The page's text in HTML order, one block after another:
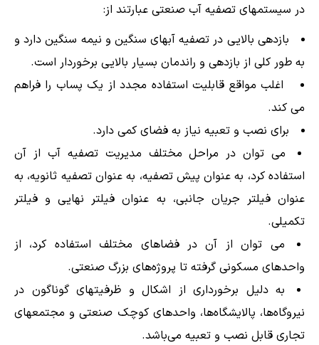
در سیستمهای تصفیه آب صنعتی عبارتند از:
بازدهی بالایی در تصفیه آبهای سنگین و نیمه سنگین دارد و
به طور کلی از بازدهی و راندمان بسیار بالایی برخوردار است.
اغلب مواقع قابلیت استفاده مجدد از یک پساب را فراهم
می کند.
برای نصب و تعبیه نیاز به فضای کمی دارد.
می توان در مراحل مختلف مدیریت تصفیه آب از آن
استفاده کرد، به عنوان پیش تصفیه، به عنوان تصفیه ثانویه، به
عنوان فیلتر جریان جانبی، به عنوان فیلتر نهایی و فیلتر
تکمیلی.
می توان از آن در فضاهای مختلف استفاده کرد، از
واحدهای مسکونی گرفته تا پروژه‌های بزرگ صنعتی.
به دلیل برخورداری از اشکال و ظرفیتهای گوناگون در
نیروگاه‌ها، پالایشگاه‌ها، واحدهای کوچک صنعتی و مجتمعهای
تجاری قابل نصب و تعبیه می‌باشد.